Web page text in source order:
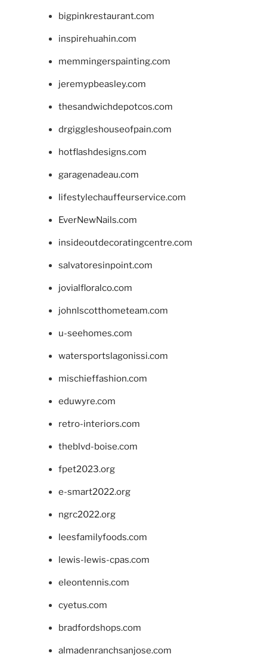
bigpinkrestaurant.com
inspirehuahin.com
memmingerspainting.com
jeremypbeasley.com
thesandwichdepotcos.com
drgiggleshouseofpain.com
hotflashdesigns.com
garagenadeau.com
lifestylechauffeurservice.com
EverNewNails.com
insideoutdecoratingcentre.com
salvatoresinpoint.com
jovialfloralco.com
johnlscotthometeam.com
u-seehomes.com
watersportslagonissi.com
mischieffashion.com
eduwyre.com
retro-interiors.com
theblvd-boise.com
fpet2023.org
e-smart2022.org
ngrc2022.org
leesfamilyfoods.com
lewis-lewis-cpas.com
eleontennis.com
cyetus.com
bradfordshops.com
almadenranchsanjose.com